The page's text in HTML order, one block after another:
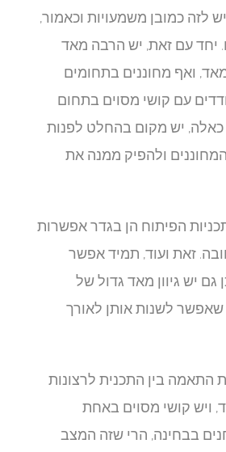
לזה כמובן משמעויות וכאמור,
עם זאת, יש הרבה מאד
ואף מחוננים בתחומים
עם קושי מסוים בתחום
יש מקום בהחלט לפנות
ולהפיק ממנה את
הפיתוח הן בגדר אפשרות
זאת ועוד, תמיד אפשר
יש גיוון מאד גדול של
לשנות אותן לאורך
בין התכנית לרצונות
ויש קושי מסוים באחת
בבחינה, הרי שזה המצב